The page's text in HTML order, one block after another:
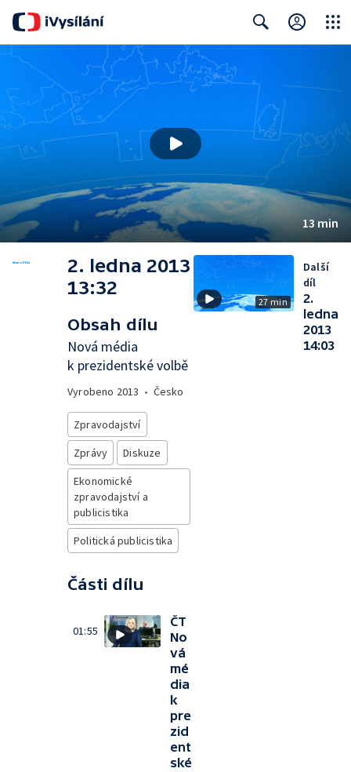
13 min
2. ledna 2013
13:32
Obsah dílu
Nová média
k prezidentské volbě
Vyrobeno 2013 • Česko
Zpravodajství
Zprávy
Diskuze
Ekonomické
zpravodajství a
publicistika
Politická publicistika
Části dílu
01:55
ČT
No
vá
mé
dia
k
pre
zid
ent
ské
27 min
Další
díl
2.
ledna
2013
14:03